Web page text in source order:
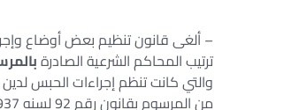
– ألغى قانون تنظيم بعض أوضاع
ترتيب المحاكم الشرعية الصادرة
والتي كانت تنظم إجراءات الحبس